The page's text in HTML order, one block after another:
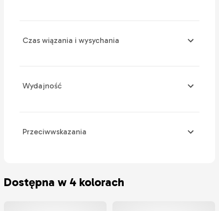
Czas wiązania i wysychania
Wydajność
Przeciwwskazania
Dostępna w 4 kolorach